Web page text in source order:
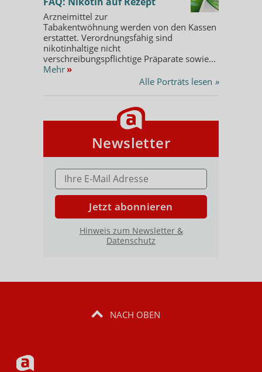
Arzneimittel zur
Tabakentwöhnung werden von den Kassen
erstattet. Verordnungsfähig sind
nikotinhaltige nicht
verschreibungspflichtige Präparate sowie...
Mehr »
Alle Porträts lesen »
Newsletter
E-MAIL ADRESSE
Jetzt abonnieren
Hinweis zum Newsletter &
Datenschutz
NACH OBEN